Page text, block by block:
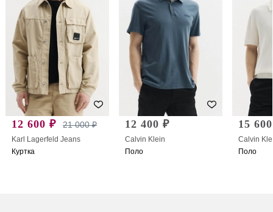
12 600 ₽ 21 000 ₽
Karl Lagerfeld Jeans
Куртка
12 400 ₽
Calvin Klein
Поло
15
Calvin
Поло